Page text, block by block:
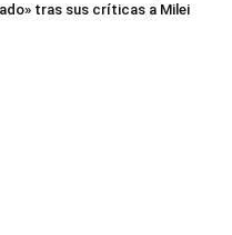
tras sus críticas a Milei